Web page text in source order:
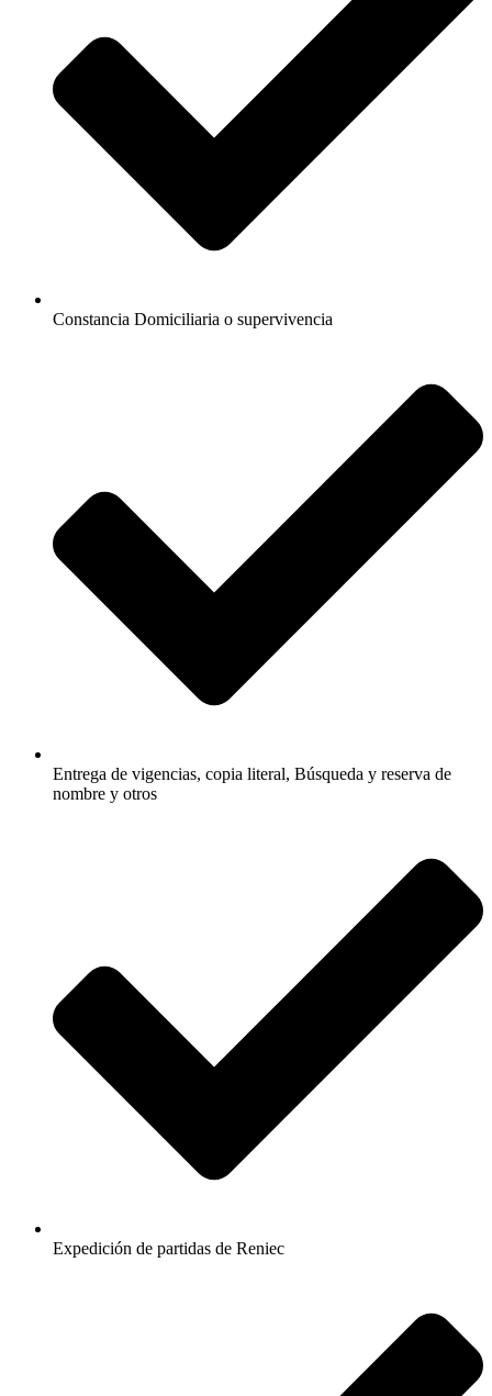
Constancia Domiciliaria o supervivencia
Entrega de vigencias, copia literal, Búsqueda y reserva de
nombre y otros
Expedición de partidas de Reniec